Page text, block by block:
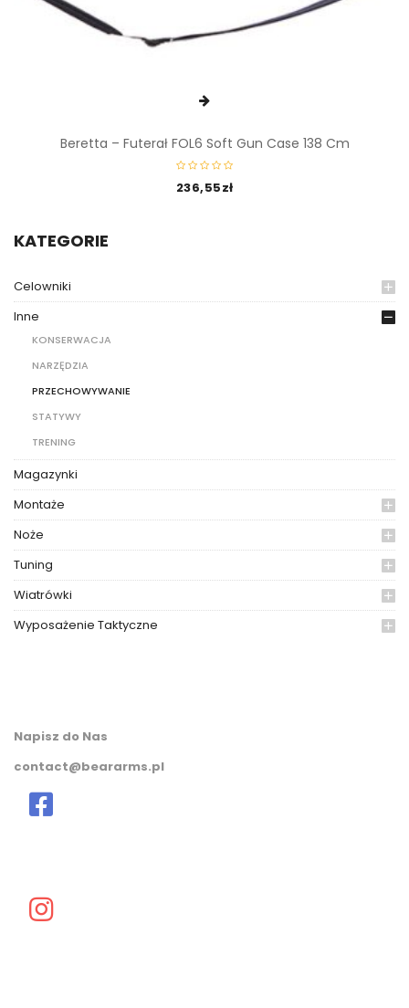
KATEGORIE
Celowniki
Inne
KONSERWACJA
NARZĘDZIA
PRZECHOWYWANIE
STATYWY
TRENING
Magazynki
Montaże
Noże
Tuning
Wiatrówki
Wyposażenie Taktyczne
Beretta – Futerał FOL6 Soft Gun Case 138 Cm
236,55zł
Napisz do Nas
contact@beararms.pl